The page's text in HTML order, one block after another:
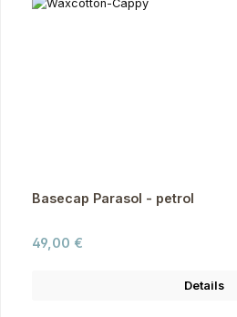
Basecap Parasol - petrol
Regulärer Preis:
49,00 €
Details